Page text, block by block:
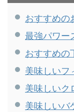
おすすめの
最強パワー
おすすめの
美味しいフ
美味しいク
美味しいバ